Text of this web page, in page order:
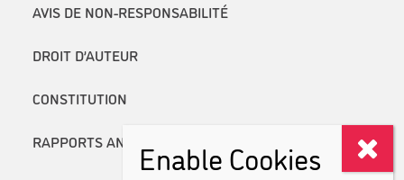
AVIS DE NON-RESPONSABILITÉ
DROIT D’AUTEUR
CONSTITUTION
RAPPORTS ANNUELSEnable Cookies